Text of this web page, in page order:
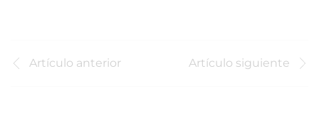
Artículo anterior Artículo siguiente